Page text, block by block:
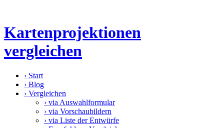
Kartenprojektionen
vergleichen
› Start
› Blog
› Vergleichen
› via Auswahlformular
› via Vorschaubildern
› via Liste der Entwürfe